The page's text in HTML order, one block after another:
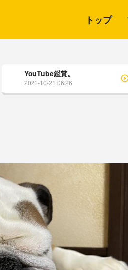
トップ
YouTube鑑賞。
2021-10-21 06:26